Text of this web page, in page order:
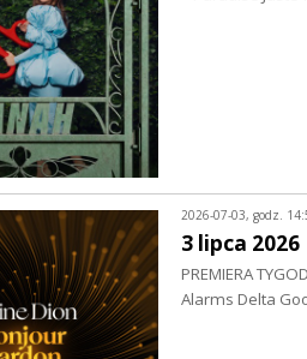
2026-07-03, godz.
3 lipca 2026
PREMIERA
Alarms Delta